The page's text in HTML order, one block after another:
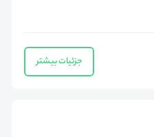
جزئیات بیشتر